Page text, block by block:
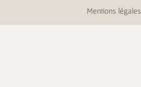
Mentions légales